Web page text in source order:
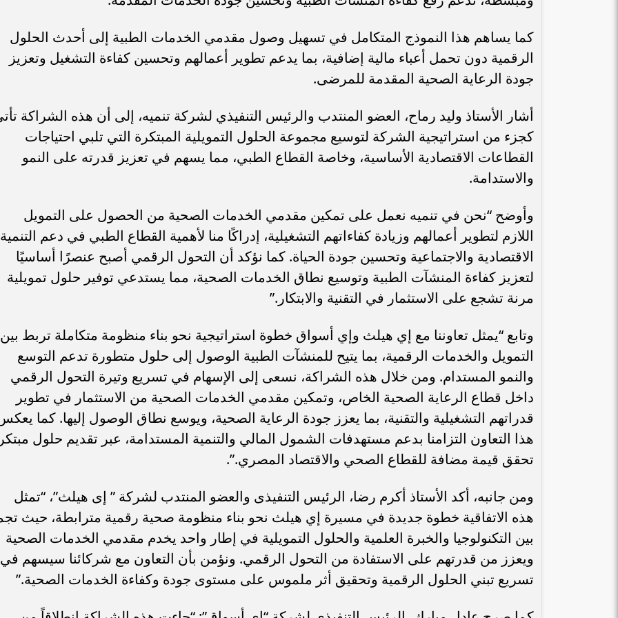
كما يساهم هذا النموذج المتكامل في تسهيل وصول مقدمي الخدمات الطبية إلى أحدث الحلول
الرقمية دون تحمل أعباء مالية إضافية، بما يدعم تطوير أعمالهم وتحسين كفاءة التشغيل وتعزيز
جودة الرعاية الصحية المقدمة للمرضى.
أشار الأستاذ وليد رماح، العضو المنتدب والرئيس التنفيذي لشركة تنميه، إلى أن هذه الشراكة
كجزء من استراتيجية الشركة لتوسيع مجموعة الحلول التمويلية المبتكرة التي تلبي احتياجات
القطاعات الاقتصادية الأساسية، وخاصة القطاع الطبي، مما يسهم في تعزيز قدرته على النمو
والاستدامة.
وأوضح “نحن في تنميه نعمل على تمكين مقدمي الخدمات الصحية من الحصول على التمويل
اللازم لتطوير أعمالهم وزيادة كفاءاتهم التشغيلية، إدراكًا منا لأهمية القطاع الطبي في دعم التنمية
الاقتصادية والاجتماعية وتحسين جودة الحياة. كما نؤكد أن التحول الرقمي أصبح عنصرًا أساسيًا
لتعزيز كفاءة المنشآت الطبية وتوسيع نطاق الخدمات الصحية، مما يستدعي توفير حلول تمويلية
مرنة تشجع على الاستثمار في التقنية والابتكار.”
وتابع “يمثل تعاوننا مع إي هيلث وإي أسواق خطوة استراتيجية نحو بناء منظومة متكاملة تربط بين
التمويل والخدمات الرقمية، بما يتيح للمنشآت الطبية الوصول إلى حلول متطورة تدعم التوسع
والنمو المستدام. ومن خلال هذه الشراكة، نسعى إلى الإسهام في تسريع وتيرة التحول الرقمي
داخل قطاع الرعاية الصحية الخاص، وتمكين مقدمي الخدمات الصحية من الاستثمار في تطوير
قدراتهم التشغيلية والتقنية، بما يعزز جودة الرعاية الصحية، ويوسع نطاق الوصول إليها. كما
هذا التعاون التزامنا بدعم مستهدفات الشمول المالي والتنمية المستدامة، عبر تقديم حلول
تحقق قيمة مضافة للقطاع الصحي والاقتصاد المصري.”.
ومن جانبه، أكد الأستاذ أكرم رضا، الرئيس التنفيذى والعضو المنتدب لشركة ” إى هيلث”، “تمثل
هذه الاتفاقية خطوة جديدة في مسيرة إي هيلث نحو بناء منظومة صحية رقمية مترابطة، حيث
بين التكنولوجيا والخبرة العلمية والحلول التمويلية في إطار واحد يخدم مقدمي الخدمات الصحية
ويعزز من قدرتهم على الاستفادة من التحول الرقمي. ونؤمن بأن التعاون مع شركائنا سيسهم في
تسريع تبني الحلول الرقمية وتحقيق أثر ملموس على مستوى جودة وكفاءة الخدمات الصحية.”
أرباح الإسكندرية للأدوية لتسجل 527.7 مليون
جنيه خلال العام المالي 2025-2026
الكابلات الكهربائية تقر زيادة رأس المال
المصدر إلى 1.31 مليار جنيه والمرخص...
على السيارات الكهربائية المستوردة